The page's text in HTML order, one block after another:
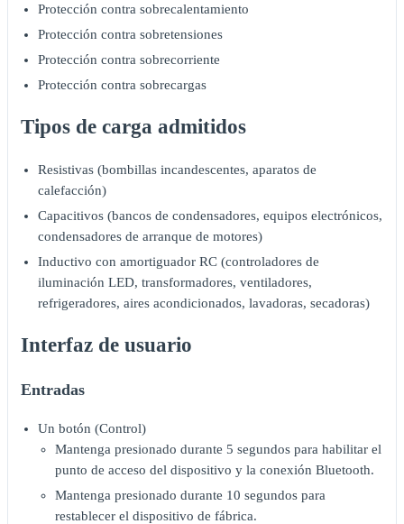
Protección contra sobrecalentamiento
Protección contra sobretensiones
Protección contra sobrecorriente
Protección contra sobrecargas
Tipos de carga admitidos
Resistivas (bombillas incandescentes, aparatos de
calefacción)
Capacitivos (bancos de condensadores, equipos electrónicos,
condensadores de arranque de motores)
Inductivo con amortiguador RC (controladores de
iluminación LED, transformadores, ventiladores,
refrigeradores, aires acondicionados, lavadoras, secadoras)
Interfaz de usuario
Entradas
Un botón (Control)
Mantenga presionado durante 5 segundos para habilitar el
punto de acceso del dispositivo y la conexión Bluetooth.
Mantenga presionado durante 10 segundos para
restablecer el dispositivo de fábrica.